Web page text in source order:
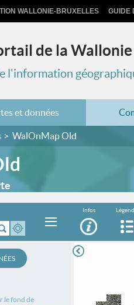
WALLONIE-BRUXELLES GUIDE
de la Wallonie
l'information
et données
WalOnMap Old